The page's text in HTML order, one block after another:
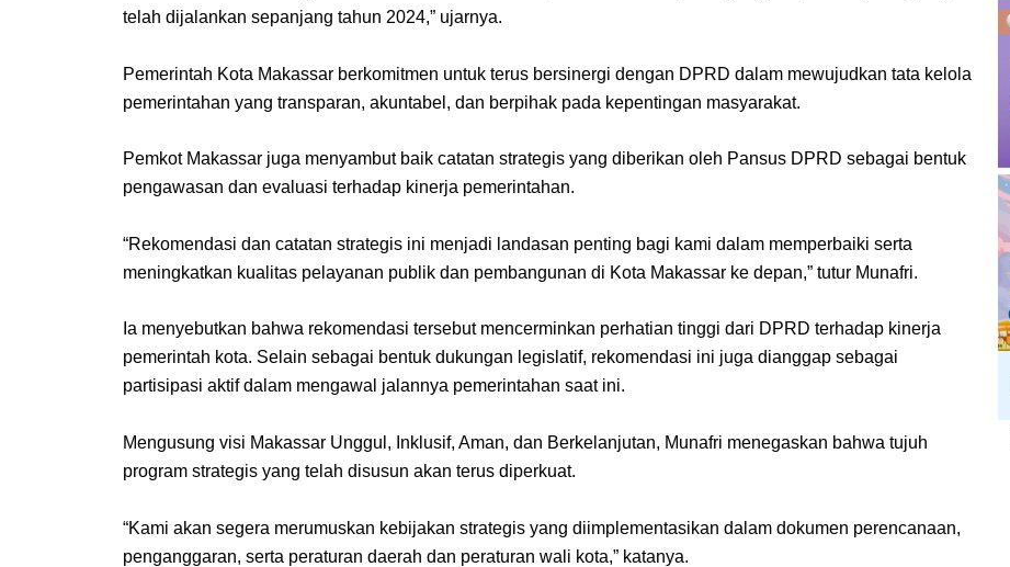
telah dijalankan sepanjang tahun 2024,” ujarnya.
Pemerintah Kota Makassar berkomitmen untuk terus bersinergi dengan DPRD dalam mewujudkan tata kelola
pemerintahan yang transparan, akuntabel, dan berpihak pada kepentingan masyarakat.
Pemkot Makassar juga menyambut baik catatan strategis yang diberikan oleh Pansus DPRD sebagai bentuk
pengawasan dan evaluasi terhadap kinerja pemerintahan.
“Rekomendasi dan catatan strategis ini menjadi landasan penting bagi kami dalam memperbaiki serta
meningkatkan kualitas pelayanan publik dan pembangunan di Kota Makassar ke depan,” tutur Munafri.
Ia menyebutkan bahwa rekomendasi tersebut mencerminkan perhatian tinggi dari DPRD terhadap kinerja
pemerintah kota. Selain sebagai bentuk dukungan legislatif, rekomendasi ini juga dianggap sebagai
partisipasi aktif dalam mengawal jalannya pemerintahan saat ini.
Mengusung visi Makassar Unggul, Inklusif, Aman, dan Berkelanjutan, Munafri menegaskan bahwa tujuh
program strategis yang telah disusun akan terus diperkuat.
“Kami akan segera merumuskan kebijakan strategis yang diimplementasikan dalam dokumen perencanaan,
penganggaran, serta peraturan daerah dan peraturan wali kota,” katanya.